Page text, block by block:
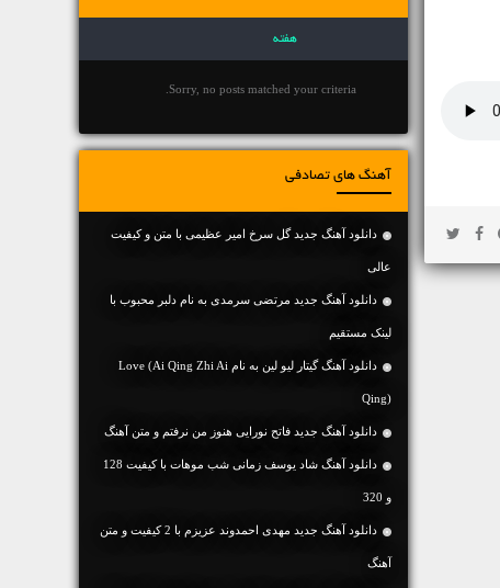
هفته
Sorry, no posts matched your criteria.
آهنگ های تصادفی
دانلود آهنگ جديد گل سرخ امیر عظیمی با متن و کیفیت
عالی
دانلود آهنگ جديد مرتضی سرمدی به نام دلبر محبوب با
لینک مستقیم
دانلود آهنگ گیتار لیو لین به نام Love (Ai Qing Zhi Ai
Qing)
دانلود آهنگ جديد فاتح نورایی هنوز من نرفتم و متن آهنگ
دانلود آهنگ شاد یوسف زمانی شب موهات با کیفیت 128
و 320
دانلود آهنگ جديد مهدی احمدوند عزیزم با 2 کیفیت و متن
آهنگ